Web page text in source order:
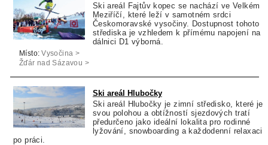
Ski areál Fajtův kopec se nachází ve Velkém
Meziříčí, které leží v samotném srdci
Českomoravské vysočiny. Dostupnost tohoto
střediska je vzhledem k přímému napojení na
dálnici D1 výborná.
Místo: Vysočina >
Žďár nad Sázavou >
Ski areál Hlubočky
Ski areál Hlubočky je zimní středisko, které je
svou polohou a obtížností sjezdových tratí
předurčeno jako ideální lokalita pro rodinné
lyžování, snowboarding a každodenní relaxaci
po práci.